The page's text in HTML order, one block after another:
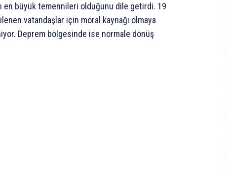
en büyük temennileri olduğunu dile getirdi. 19
vatandaşlar için moral kaynağı olmaya
Deprem bölgesinde ise normale dönüş